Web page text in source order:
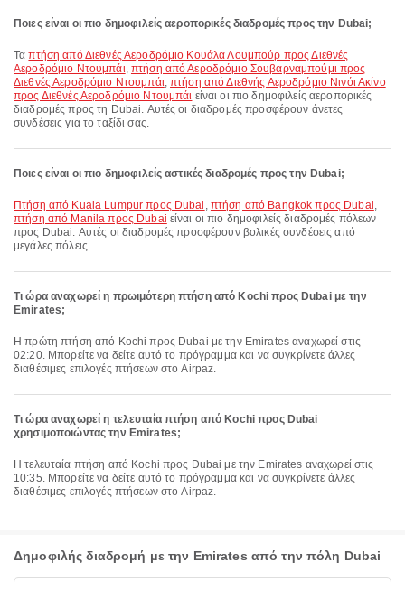
Ποιες είναι οι πιο δημοφιλείς αεροπορικές διαδρομές προς την Dubai;
Ταπτήση από Διεθνές Αεροδρόμιο Κουάλα Λουμπούρ προς Διεθνές
Αεροδρόμιο Ντουμπάι, πτήση από Αεροδρόμιο Σουβαρναμπούμι προς
Διεθνές Αεροδρόμιο Ντουμπάι,πτήση από Διεθνής Αεροδρόμιο Νινόι Ακίνο
προς Διεθνές Αεροδρόμιο Ντουμπάι είναι οι πιο δημοφιλείς αεροπορικές
διαδρομές προς τη Dubai. Αυτές οι διαδρομές προσφέρουν άνετες
συνδέσεις για το ταξίδι σας.
Ποιες είναι οι πιο δημοφιλείς αστικές διαδρομές προς την Dubai;
πτήση από Kuala Lumpur προς Dubai , πτήση από Bangkok προς Dubai,
πτήση από Manila προς Dubai είναι οι πιο δημοφιλείς διαδρομές πόλεων
προς Dubai. Αυτές οι διαδρομές προσφέρουν βολικές συνδέσεις από
μεγάλες πόλεις.
Τι ώρα αναχωρεί η πρωιμότερη πτήση από Kochi προς Dubai με την
Emirates;
Η πρώτη πτήση από Kochi προς Dubai με την Emirates αναχωρεί στις
02:20. Μπορείτε να δείτε αυτό το πρόγραμμα και να συγκρίνετε άλλες
διαθέσιμες επιλογές πτήσεων στο Airpaz.
Τι ώρα αναχωρεί η τελευταία πτήση από Kochi προς Dubai
χρησιμοποιώντας την Emirates;
Η τελευταία πτήση από Kochi προς Dubai με την Emirates αναχωρεί στις
10:35. Μπορείτε να δείτε αυτό το πρόγραμμα και να συγκρίνετε άλλες
διαθέσιμες επιλογές πτήσεων στο Airpaz.
Δημοφιλής διαδρομή με την Emirates από την πόλη Dubai